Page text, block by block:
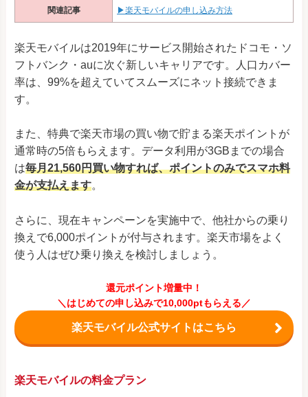
関連記事 ▶楽天モバイルの申し込み方法
楽天モバイルは2019年にサービス開始されたドコモ・ソ
フトバンク・auに次ぐ新しいキャリアです。人口カバー
率は、99%を超えていてスムーズにネット接続できま
す。
また、特典で楽天市場の買い物で貯まる楽天ポイントが
通常時の5倍もらえます。データ利用が3GBまでの場合
は毎月21,560円買い物すれば、ポイントのみでスマホ料
金が支払えます。
さらに、現在キャンペーンを実施中で、他社からの乗り
換えで6,000ポイントが付与されます。楽天市場をよく
使う人はぜひ乗り換えを検討しましょう。
還元ポイント増量中！
＼はじめての申し込みで10,000ptもらえる／
楽天モバイル公式サイトはこちら
楽天モバイルの料金プラン